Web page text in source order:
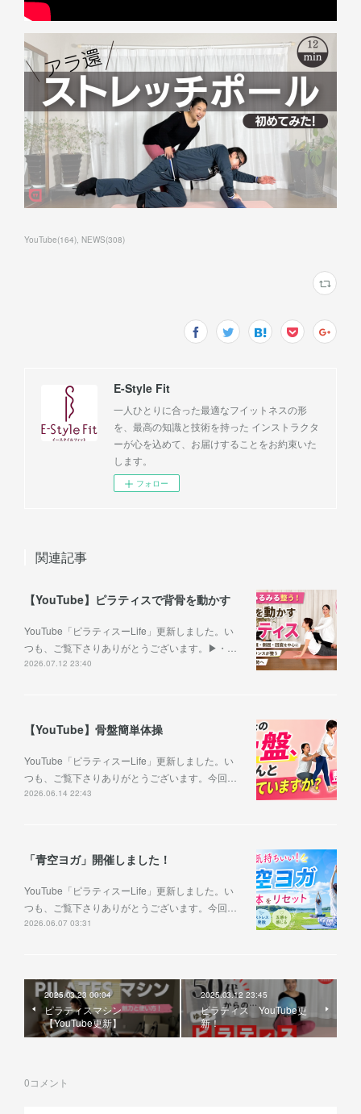
YouTube(164) NEWS(308)
E-Style Fit
一人ひとりに合った最適なフイットネスの形
を、最高の知識と技術を持った インストラクタ
ーが心を込めて、お届けすることをお約束いた
します。
フォロー
関連記事
【YouTube】ピラティスで背骨を動かす
YouTube「ピラティスーLife」更新しました。い
つも、ご覧下さりありがとうございます。▶︎・…
2026.07.12 23:40
【YouTube】骨盤簡単体操
YouTube「ピラティスーLife」更新しました。い
つも、ご覧下さりありがとうございます。今回…
2026.06.14 22:43
「青空ヨガ」開催しました！
YouTube「ピラティスーLife」更新しました。い
つも、ご覧下さりありがとうございます。今回…
2026.06.07 03:31
2025.03.23 00:04
ピラティスマシン
【YouTube更新】
2025.03.12 23:45
ピラティス YouTube更
新！
0コメント